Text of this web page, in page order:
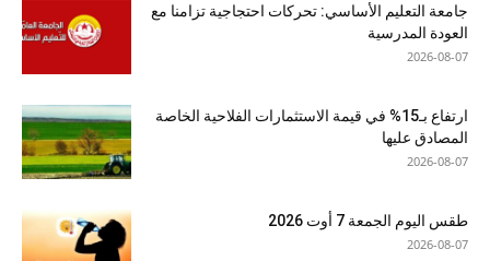
جامعة التعليم الأساسي: تحركات احتجاجية تزامنا مع
العودة المدرسية
2026-08-07
ارتفاع بـ15% في قيمة الاستثمارات الفلاحية الخاصة
المصادق عليها
2026-08-07
طقس اليوم الجمعة 7 أوت 2026
2026-08-07